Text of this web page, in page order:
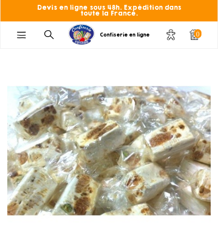
Devis en ligne sous 48h. Expédition dans
toute la France.
Confiserie en ligne 0